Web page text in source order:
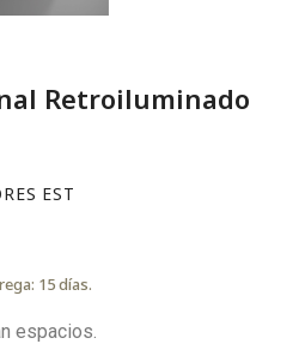
Retroiluminado
EST
15 días.
espacios.